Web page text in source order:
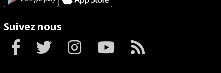
Suivez nous